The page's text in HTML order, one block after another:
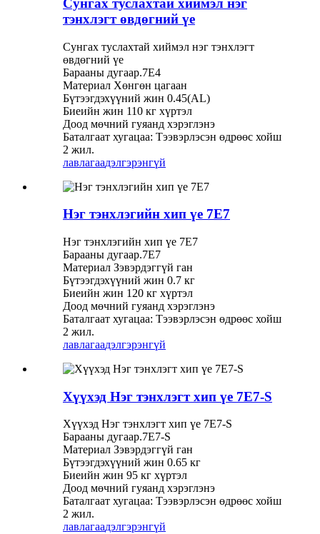
Сунгах туслахтай хиймэл нэг
тэнхлэгт өвдөгний үе
Сунгах туслахтай хиймэл нэг тэнхлэгт
өвдөгний үе
Барааны дугаар.7E4
Материал Хөнгөн цагаан
Бүтээгдэхүүний жин 0.45(AL)
Биеийн жин 110 кг хүртэл
Доод мөчний гуяанд хэрэглэнэ
Баталгаат хугацаа: Тээвэрлэсэн өдрөөс хойш
2 жил.
лавлагаадэлгэрэнгүй
Нэг тэнхлэгийн хип үе 7E7
Нэг тэнхлэгийн хип үе 7E7
Барааны дугаар.7E7
Материал Зэвэрдэггүй ган
Бүтээгдэхүүний жин 0.7 кг
Биеийн жин 120 кг хүртэл
Доод мөчний гуяанд хэрэглэнэ
Баталгаат хугацаа: Тээвэрлэсэн өдрөөс хойш
2 жил.
лавлагаадэлгэрэнгүй
Хүүхэд Нэг тэнхлэгт хип үе 7E7-S
Хүүхэд Нэг тэнхлэгт хип үе 7E7-S
Барааны дугаар.7E7-S
Материал Зэвэрдэггүй ган
Бүтээгдэхүүний жин 0.65 кг
Биеийн жин 95 кг хүртэл
Доод мөчний гуяанд хэрэглэнэ
Баталгаат хугацаа: Тээвэрлэсэн өдрөөс хойш
2 жил.
лавлагаадэлгэрэнгүй